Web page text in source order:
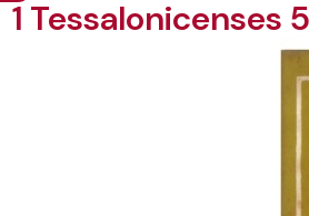
1 Tessalonicenses